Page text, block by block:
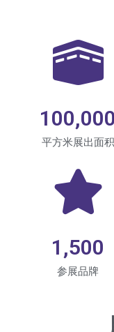
平方米展出面积
100,000
参展品牌
1,500